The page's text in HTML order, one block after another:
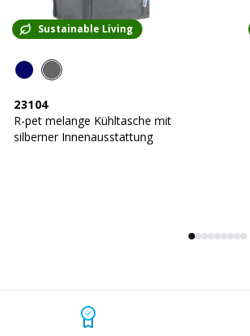
Sustainable Living
23104
R-pet melange Kühltasche mit
silberner Innenausstattung